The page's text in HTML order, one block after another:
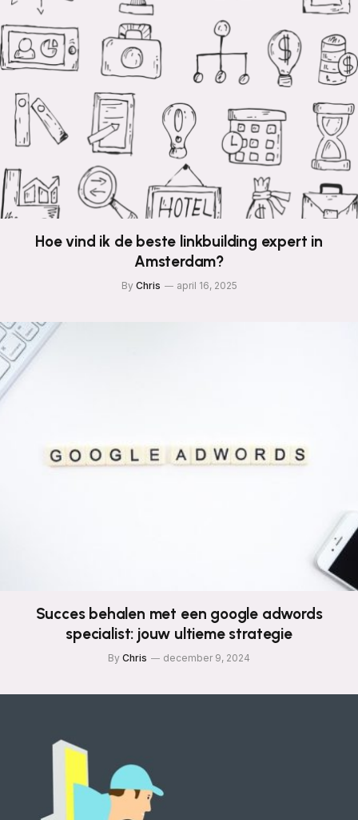
Hoe vind ik de beste linkbuilding expert in
Amsterdam?
By Chris april 16, 2025
Succes behalen met een google adwords
specialist: jouw ultieme strategie
By Chris december 9, 2024